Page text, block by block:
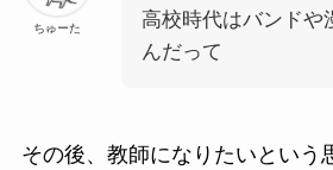
ちゅーた
高校時代はバンドや
んだって
その後、教師になりたいという